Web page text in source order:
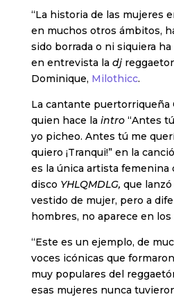
“La historia de las mujeres
en muchos otros ámbitos,
sido borrada o ni siquiera ha
en entrevista la dj
Dominique, Milothicc.
La cantante puertorriqueña
quien hace la intro“Antes
yo picheo. Antes tú me
quiero ¡Tranqui!” en la
es la única artista femenina
disco YHLQMDLG, que
vestido de mujer, pero a
hombres, no aparece en los
“Este es un ejemplo, de
voces icónicas que
muy populares del
esas mujeres nunca